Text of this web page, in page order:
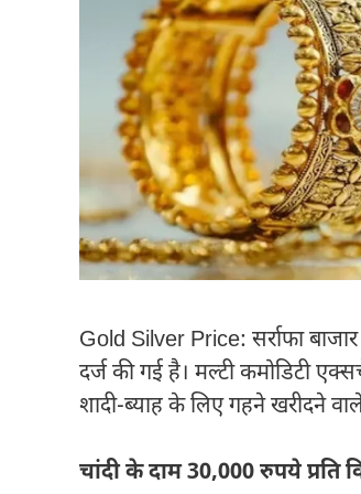
Gold Silver Price: सर्राफा
दर्ज की गई है। मल्टी कमोडिटी
शादी-ब्याह के लिए गहने खरीदने वाले
चांदी के दाम 30,000 रुपये प्रति